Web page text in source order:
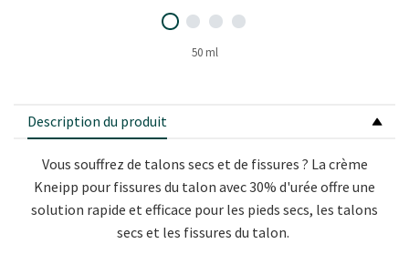
50 ml
Description du produit
Vous souffrez de talons secs et de fissures ? La crème
Kneipp pour fissures du talon avec 30% d'urée offre une
solution rapide et efficace pour les pieds secs, les talons
secs et les fissures du talon.